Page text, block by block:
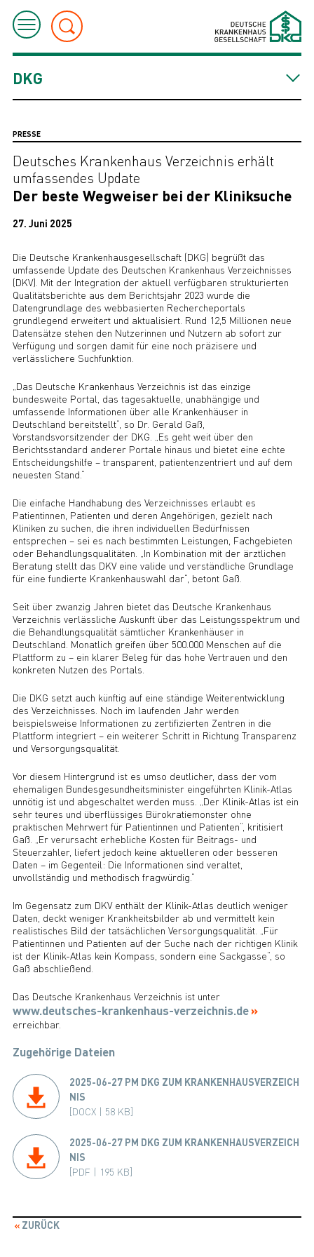
DKG
PRESSE
Deutsches Krankenhaus Verzeichnis erhält
umfassendes Update
Der beste Wegweiser bei der Kliniksuche
27. Juni 2025
Die Deutsche Krankenhausgesellschaft (DKG) begrüßt das
umfassende Update des Deutschen Krankenhaus Verzeichnisses
(DKV). Mit der Integration der aktuell verfügbaren strukturierten
Qualitätsberichte aus dem Berichtsjahr 2023 wurde die
Datengrundlage des webbasierten Rechercheportals
grundlegend erweitert und aktualisiert. Rund 12,5 Millionen neue
Datensätze stehen den Nutzerinnen und Nutzern ab sofort zur
Verfügung und sorgen damit für eine noch präzisere und
verlässlichere Suchfunktion.
„Das Deutsche Krankenhaus Verzeichnis ist das einzige
bundesweite Portal, das tagesaktuelle, unabhängige und
umfassende Informationen über alle Krankenhäuser in
Deutschland bereitstellt“, so Dr. Gerald Gaß,
Vorstandsvorsitzender der DKG. „Es geht weit über den
Berichtsstandard anderer Portale hinaus und bietet eine echte
Entscheidungshilfe – transparent, patientenzentriert und auf dem
neuesten Stand.“
Die einfache Handhabung des Verzeichnisses erlaubt es
Patientinnen, Patienten und deren Angehörigen, gezielt nach
Kliniken zu suchen, die ihren individuellen Bedürfnissen
entsprechen – sei es nach bestimmten Leistungen, Fachgebieten
oder Behandlungsqualitäten. „In Kombination mit der ärztlichen
Beratung stellt das DKV eine valide und verständliche Grundlage
für eine fundierte Krankenhauswahl dar“, betont Gaß.
Seit über zwanzig Jahren bietet das Deutsche Krankenhaus
Verzeichnis verlässliche Auskunft über das Leistungsspektrum und
die Behandlungsqualität sämtlicher Krankenhäuser in
Deutschland. Monatlich greifen über 500.000 Menschen auf die
Plattform zu – ein klarer Beleg für das hohe Vertrauen und den
konkreten Nutzen des Portals.
Die DKG setzt auch künftig auf eine ständige Weiterentwicklung
des Verzeichnisses. Noch im laufenden Jahr werden
beispielsweise Informationen zu zertifizierten Zentren in die
Plattform integriert – ein weiterer Schritt in Richtung Transparenz
und Versorgungsqualität.
Vor diesem Hintergrund ist es umso deutlicher, dass der vom
ehemaligen Bundesgesundheitsminister eingeführten Klinik-Atlas
unnötig ist und abgeschaltet werden muss. „Der Klinik-Atlas ist ein
sehr teures und überflüssiges Bürokratiemonster ohne
praktischen Mehrwert für Patientinnen und Patienten“, kritisiert
Gaß. „Er verursacht erhebliche Kosten für Beitrags- und
Steuerzahler, liefert jedoch keine aktuelleren oder besseren
Daten – im Gegenteil: Die Informationen sind veraltet,
unvollständig und methodisch fragwürdig.“
Im Gegensatz zum DKV enthält der Klinik-Atlas deutlich weniger
Daten, deckt weniger Krankheitsbilder ab und vermittelt kein
realistisches Bild der tatsächlichen Versorgungsqualität. „Für
Patientinnen und Patienten auf der Suche nach der richtigen Klinik
ist der Klinik-Atlas kein Kompass, sondern eine Sackgasse“, so
Gaß abschließend.
Das Deutsche Krankenhaus Verzeichnis ist unter
www.deutsches-krankenhaus-verzeichnis.de
erreichbar.
Zugehörige Dateien
2025-06-27 PM DKG ZUM KRANKENHAUSVERZEICH
NIS
[DOCX | 58 KB]
2025-06-27 PM DKG ZUM KRANKENHAUSVERZEICH
NIS
[PDF | 195 KB]
ZURÜCK